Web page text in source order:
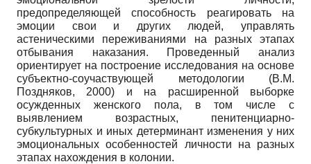
предопределяющей способность реагировать на
эмоции свои и других людей, управлять
астеническими переживаниями на разных этапах
отбывания наказания. Проведенный анализ
ориентирует на построение исследования на основе
субъектно-соучаствующей методологии (В.М.
Поздняков, 2000) и на расширенной выборке
осужденных женского пола, в том числе с
выявлением возрастных, пенитенциарно-
субкультурных и иных детерминант изменения у них
эмоциональных особенностей личности на разных
этапах нахождения в колонии.